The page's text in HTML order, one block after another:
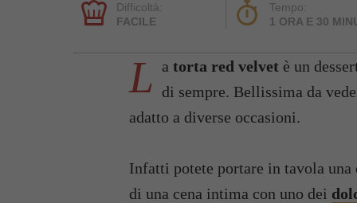
Difficoltà:
FACILE
Tempo:
1 ORA E 30
L a torta red velvet è un
di sempre. Bellissima da
adatto a diverse occasioni.
Infatti potete portare in tavola
di una cena intima con uno dei